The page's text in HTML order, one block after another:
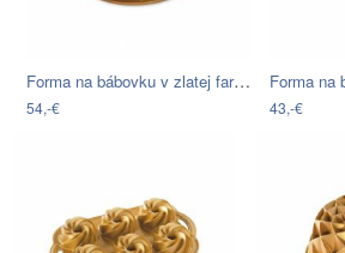
Forma na bábovku v zlatej farbe Nordic…
54,-€ 43,-€